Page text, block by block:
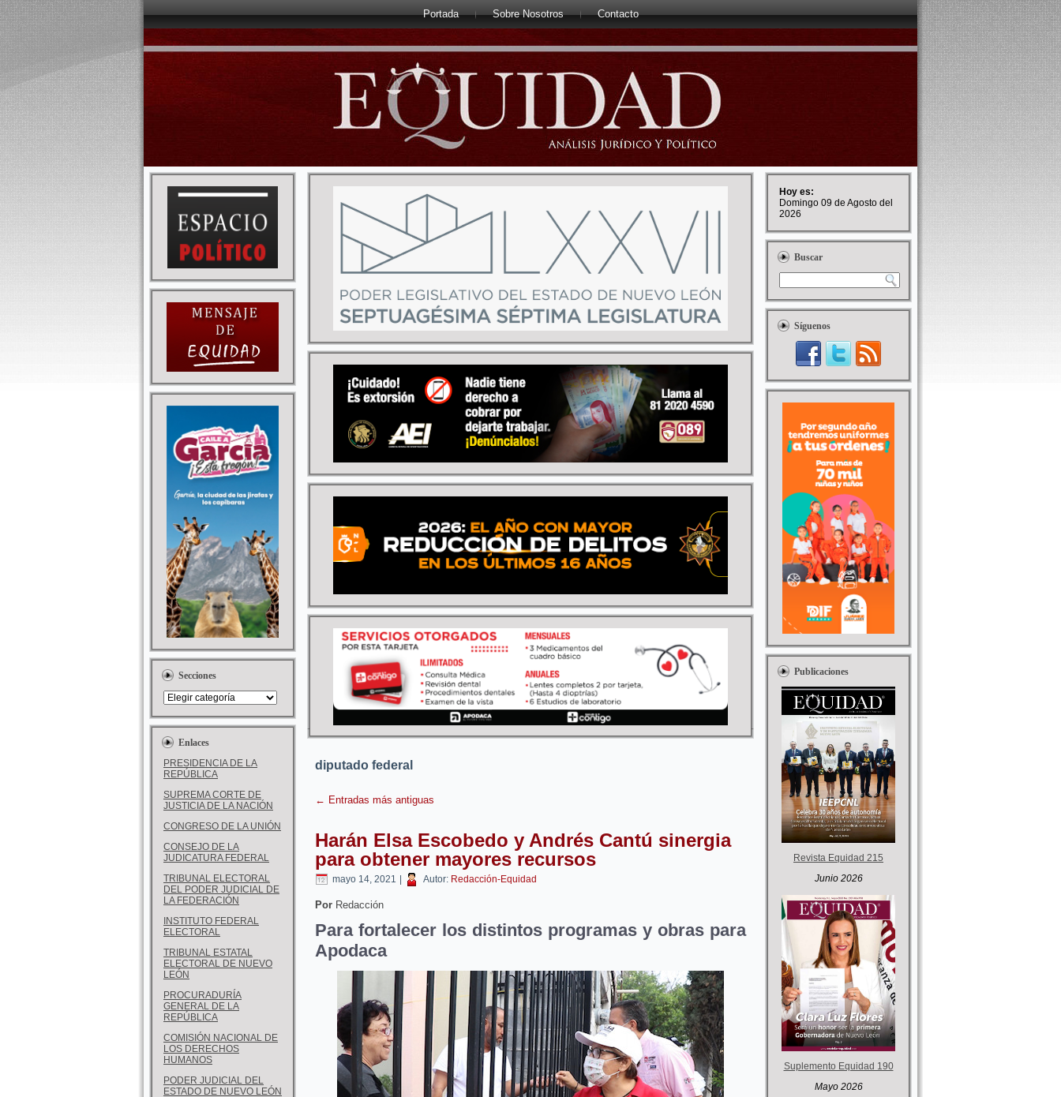
Portada Sobre Nosotros Contacto
Secciones
Enlaces
PRESIDENCIA DE LA
REPÚBLICA
SUPREMA CORTE DE
JUSTICIA DE LA NACIÓN
CONGRESO DE LA UNIÓN
CONSEJO DE LA
JUDICATURA FEDERAL
TRIBUNAL ELECTORAL
DEL PODER JUDICIAL DE
LA FEDERACIÓN
INSTITUTO FEDERAL
ELECTORAL
TRIBUNAL ESTATAL
ELECTORAL DE NUEVO
LEÓN
PROCURADURÍA
GENERAL DE LA
REPÚBLICA
COMISIÓN NACIONAL DE
LOS DERECHOS
HUMANOS
PODER JUDICIAL DEL
ESTADO DE NUEVO LEÓN
diputado federal
← Entradas más antiguas
Harán Elsa Escobedo y Andrés Cantú sinergia
para obtener mayores recursos
mayo 14, 2021 Autor: Redacción-Equidad
Por Redacción
Para fortalecer los distintos programas y obras para
Apodaca
Hoy es:
Domingo 09 de Agosto del
2026
Buscar
Síguenos
Publicaciones
Revista Equidad 215
Junio 2026
Suplemento Equidad 190
Mayo 2026